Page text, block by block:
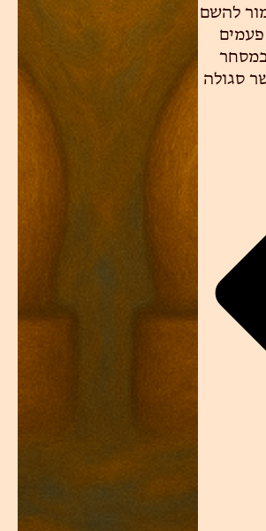
להשם
הארץ ומלואה׳ 3 פעמים
סגולה